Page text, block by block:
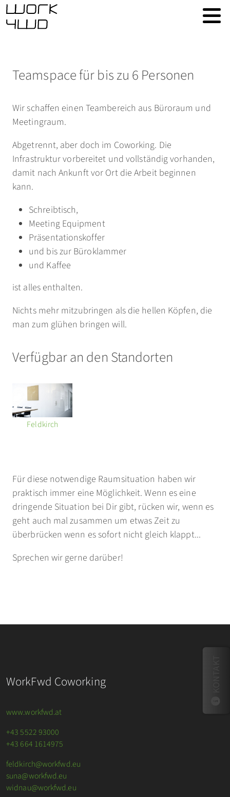
Teamspace für bis zu 6 Personen
Wir schaffen einen Teambereich aus Büroraum und
Meetingraum.
Abgetrennt, aber doch im Coworking. Die
Infrastruktur vorbereitet und vollständig vorhanden,
damit nach Ankunft vor Ort die Arbeit beginnen
kann.
Schreibtisch,
Meeting Equipment
Präsentationskoffer
und bis zur Büroklammer
und Kaffee
ist alles enthalten.
Nichts mehr mitzubringen als die hellen Köpfen, die
man zum glühen bringen will.
Verfügbar an den Standorten
Feldkirch
Für diese notwendige Raumsituation haben wir
praktisch immer eine Möglichkeit. Wenn es eine
dringende Situation bei Dir gibt, rücken wir, wenn es
geht auch mal zusammen um etwas Zeit zu
überbrücken wenn es sofort nicht gleich klappt...
Sprechen wir gerne darüber!
WorkFwd Coworking
www.workfwd.at
+43 5522 93000
+43 664 1614975
feldkirch@workfwd.eu
suna@workfwd.eu
widnau@workfwd.eu